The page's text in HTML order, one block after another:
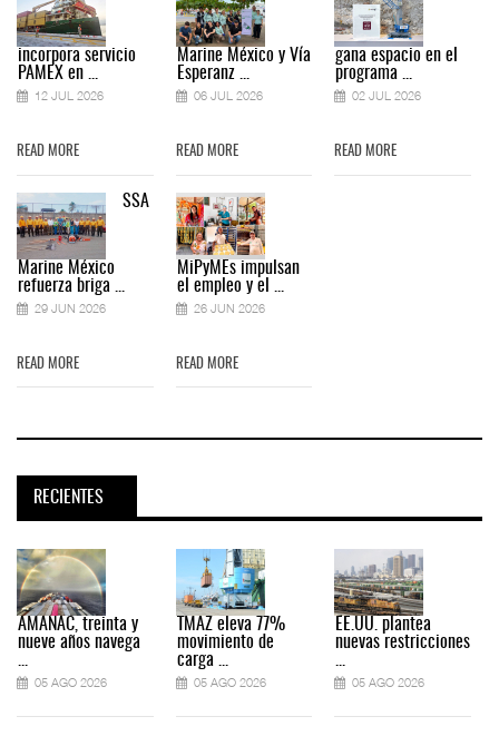
incorpora servicio
PAMEX en ...
12 JUL 2026
READ MORE
SSA
Marine México
refuerza briga ...
29 JUN 2026
READ MORE
Marine México y Vía
Esperanz ...
06 JUL 2026
READ MORE
MiPyMEs impulsan
el empleo y el ...
26 JUN 2026
READ MORE
gana espacio en el
programa ...
02 JUL 2026
READ MORE
RECIENTES
AMANAC, treinta y
nueve años navega
05 AGO 2026
TMAZ eleva 77%
movimiento de
carga ...
05 AGO 2026
EE.UU. plantea
nuevas restricciones
05 AGO 2026